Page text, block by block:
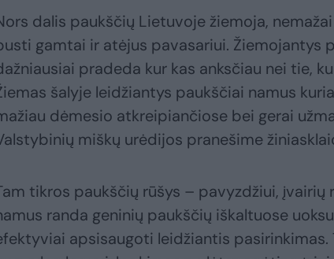
dalis paukščių Lietuvoje žiemoja,
gamtai ir atėjus pavasariui. Žiemojantys
pradeda kur kas anksčiau nei tie,
šalyje leidžiantys paukščiai namus
dėmesio atkreipiančiose bei gerai
miškų urėdijos pranešime
tikros paukščių rūšys – pavyzdžiui, įvairių
randa geninių paukščių iškaltuose
apsisaugoti leidžiantis pasirinkimas.